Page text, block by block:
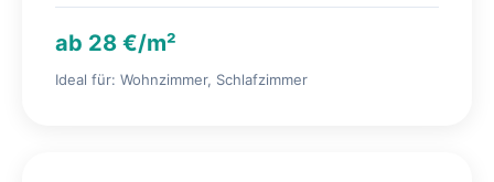
ab 28 €/m²
Ideal für: Wohnzimmer, Schlafzimmer